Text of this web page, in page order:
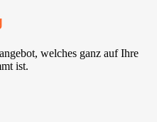
welches ganz auf Ihre
ist.